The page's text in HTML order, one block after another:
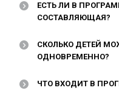
ЕСТЬ ЛИ В
СОСТАВЛЯЮЩАЯ?
СКОЛЬКО ДЕТЕЙ
ОДНОВРЕМЕННО?
ЧТО ВХОДИТ В